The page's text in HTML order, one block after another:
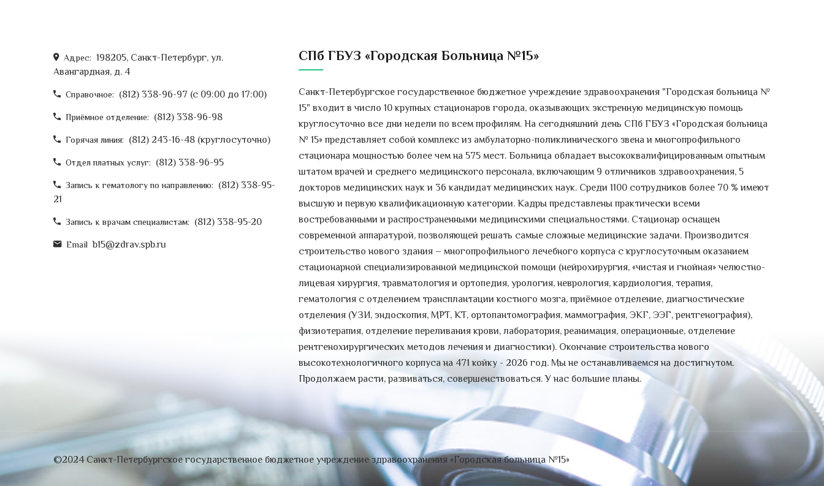
Адрес: 198205, Санкт-Петербург, ул.
Авангардная, д. 4
Справочное: (812) 338-96-97 (c 09:00 до 17:00)
Приёмное отделение: (812) 338-96-98
Горячая линия: (812) 243-16-48 (круглосуточно)
Отдел платных услуг: (812) 338-96-95
Запись к гематологу по направлению: (812) 338-95-
21
Запись к врачам специалистам: (812) 338-95-20
Email b15@zdrav.spb.ru
СПб ГБУЗ «Городская Больница №15»
Санкт-Петербургское государственное бюджетное учреждение здравоохранения "Городская больница №
15" входит в число 10 крупных стационаров города, оказывающих экстренную медицинскую помощь
круглосуточно все дни недели по всем профилям. На сегодняшний день СПб ГБУЗ «Городская больница
№ 15» представляет собой комплекс из амбулаторно-поликлинического звена и многопрофильного
стационара мощностью более чем на 575 мест. Больница обладает высококвалифицированным опытным
штатом врачей и среднего медицинского персонала, включающим 9 отличников здравоохранения, 5
докторов медицинских наук и 36 кандидат медицинских наук. Среди 1100 сотрудников более 70 % имеют
высшую и первую квалификационную категории. Кадры представлены практически всеми
востребованными и распространенными медицинскими специальностями. Стационар оснащен
современной аппаратурой, позволяющей решать самые сложные медицинские задачи. Производится
строительство нового здания – многопрофильного лечебного корпуса с круглосуточным оказанием
стационарной специализированной медицинской помощи (нейрохирургия, «чистая и гнойная» челюстно-
лицевая хирургия, травматология и ортопедия, урология, неврология, кардиология, терапия,
гематология с отделением трансплантации костного мозга, приёмное отделение, диагностические
отделения (УЗИ, эндоскопия, МРТ, КТ, ортопантомография, маммография, ЭКГ, ЭЭГ, рентгенография),
физиотерапия, отделение переливания крови, лаборатория, реанимация, операционные, отделение
рентгенохирургических методов лечения и диагностики). Окончание строительства нового
высокотехнологичного корпуса на 471 койку - 2026 год. Мы не останавливаемся на достигнутом.
Продолжаем расти, развиваться, совершенствоваться. У нас большие планы.
©2024 Санкт-Петербургское государственное бюджетное учреждение здравоохранения «Городская больница №15»